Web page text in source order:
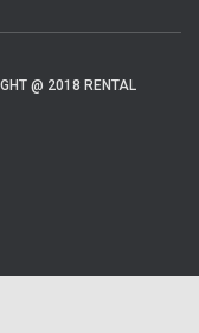
@ 2018 RENTAL